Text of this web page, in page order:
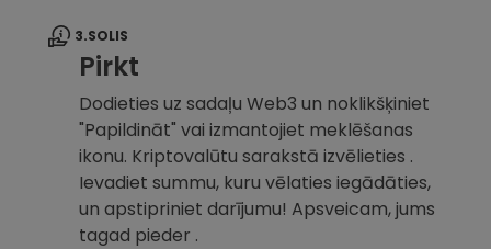
3.SOLIS
Pirkt
Dodieties uz sadaļu Web3 un noklikšķiniet
"Papildināt" vai izmantojiet meklēšanas
ikonu. Kriptovalūtu sarakstā izvēlieties .
Ievadiet summu, kuru vēlaties iegādāties,
un apstipriniet darījumu! Apsveicam, jums
tagad pieder .